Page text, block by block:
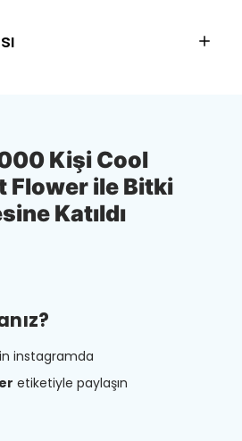
Kişi Cool
Flower ile Bitki
Katıldı
instagramda
etiketiyle paylaşın